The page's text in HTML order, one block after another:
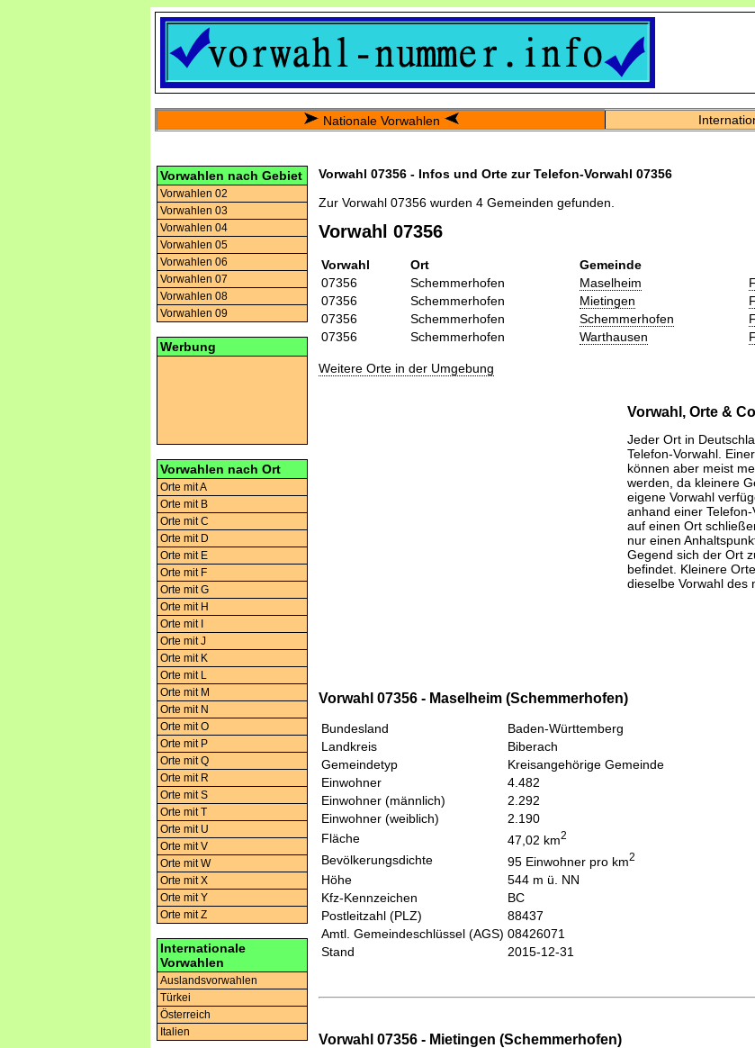
Nationale Vorwahlen
Vorwahlen nach Gebiet
Vorwahlen 02
Vorwahlen 03
Vorwahlen 04
Vorwahlen 05
Vorwahlen 06
Vorwahlen 07
Vorwahlen 08
Vorwahlen 09
Werbung
Vorwahlen nach Ort
Orte mit A
Orte mit B
Orte mit C
Orte mit D
Orte mit E
Orte mit F
Orte mit G
Orte mit H
Orte mit I
Orte mit J
Orte mit K
Orte mit L
Orte mit M
Orte mit N
Orte mit O
Orte mit P
Orte mit Q
Orte mit R
Orte mit S
Orte mit T
Orte mit U
Orte mit V
Orte mit W
Orte mit X
Orte mit Y
Orte mit Z
Internationale
Vorwahlen
Auslandsvorwahlen
Türkei
Österreich
Italien
Vorwahl 07356 - Infos und Orte zur Telefon-Vorwahl 07356
Zur Vorwahl 07356 wurden 4 Gemeinden gefunden.
Vorwahl 07356
Vorwahl Ort
Gemeinde
07356
Schemmerhofen Maselheim
07356
Schemmerhofen Mietingen
07356
Schemmerhofen Schemmerhofen
07356
Schemmerhofen Warthausen
Weitere Orte in der Umgebung
Vorwahl, Orte &
Jeder Ort in
Telefon-Vorwahl.
können aber meist
werden, da kleinere
eigene Vorwahl
anhand einer
auf einen Ort
nur einen
Gegend sich der Ort
befindet. Kleinere
dieselbe Vorwahl des
Vorwahl 07356 - Maselheim (Schemmerhofen)
Bundesland
Baden-Württemberg
Landkreis
Biberach
Gemeindetyp
Kreisangehörige Gemeinde
Einwohner
4.482
Einwohner (männlich)
2.292
Einwohner (weiblich)
2.190
Fläche
47,02 km2
Bevölkerungsdichte 95 Einwohner pro km2
Höhe
544 m ü. NN
Kfz-Kennzeichen
BC
Postleitzahl (PLZ)
88437
Amtl. Gemeindeschlüssel (AGS) 08426071
Stand
2015-12-31
Vorwahl 07356 - Mietingen (Schemmerhofen)